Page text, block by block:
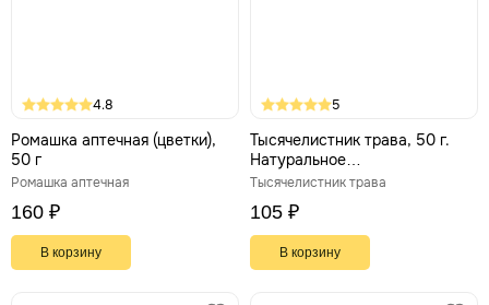
4.8
Ромашка аптечная (цветки),
50 г
Ромашка аптечная
160 ₽
В корзину
5
Тысячелистник трава, 50 г.
Натуральное
кровоостанавливающее
Тысячелистник трава
105 ₽
В корзину